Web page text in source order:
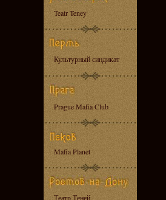
Teatr Teney
Культурный синдикат
Prague Mafia Club
Mafia Planet
Театр Теней